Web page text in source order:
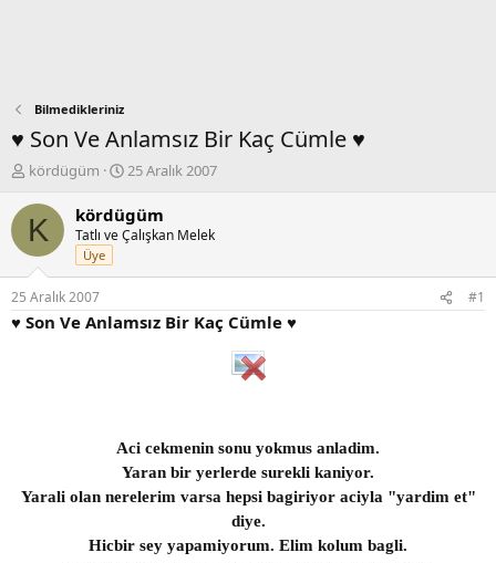
Bilmedikleriniz
♥ Son Ve Anlamsız Bir Kaç Cümle ♥
K
n
b
y
u
b
a
kördügüm
B
ş
l
a
ı
ç
i
25 Aralık 2007
K kördügüm
Tatlı ve Çalışkan Melek
Üye
25 Aralık 2007 #1
♥ Son Ve Anlamsız Bir Kaç Cümle ♥
Aci cekmenin sonu yokmus anladim.
Yaran bir yerlerde surekli kaniyor.
Yarali olan nerelerim varsa hepsi bagiriyor aciyla "yardim et"
diye.
Hicbir sey yapamiyorum. Elim kolum bagli.